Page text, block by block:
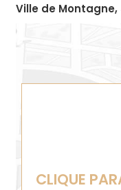
Ville de Montagne,
CLIQUE